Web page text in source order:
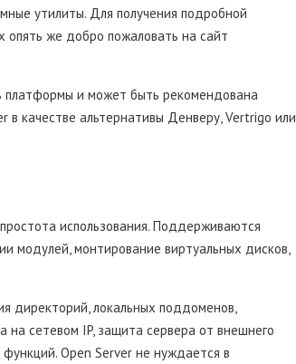
утилиты. Для получения подробной
опять же добро пожаловать на сайт
платформы и может быть рекомендована
в качестве альтернативы Денверу, Vertrigo или
использования. Поддерживаются
модулей, монтирование виртуальных дисков,
директорий, локальных поддоменов,
на сетевом IP, защита сервера от внешнего
Open Server не нуждается в